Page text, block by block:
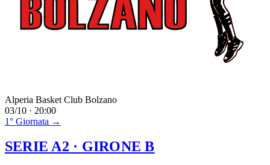
Alperia Basket Club Bolzano
03/10 · 20:00
1° Giornata →
SERIE A2 · GIRONE B